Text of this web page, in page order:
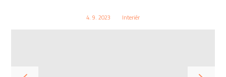
4. 9. 2023 Interiér